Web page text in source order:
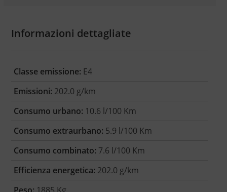
Informazioni dettagliate
Classe emissione: E4
Emissioni: 202.0 g/km
Consumo urbano: 10.6 l/100 Km
Consumo extraurbano: 5.9 l/100 Km
Consumo combinato: 7.6 l/100 Km
Efficienza energetica: 202.0 g/km